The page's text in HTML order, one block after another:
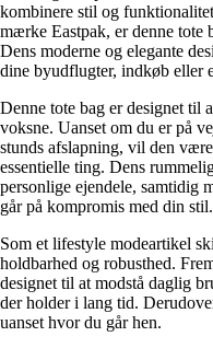
kombinere stil og
mærke Eastpak, er denne
Dens moderne og elegante
dine byudflugter, indkøb eller
Denne tote bag er designet til
voksne. Uanset om du er på
stunds afslapning, vil den
essentielle ting. Dens
personlige ejendele, samtidig
går på kompromis med din stil.
Som et lifestyle modeartikel
holdbarhed og robusthed.
designet til at modstå daglig
der holder i lang tid.
uanset hvor du går hen.